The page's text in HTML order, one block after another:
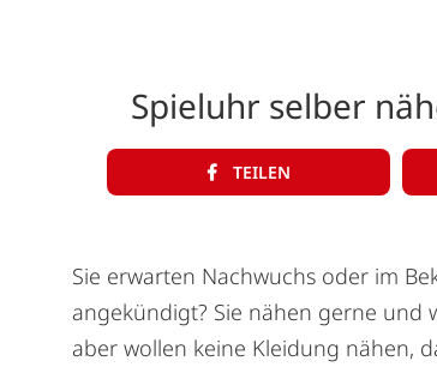
Spieluhr selber
TEILEN
Sie erwarten Nachwuchs oder im
angekündigt? Sie nähen gerne und
aber wollen keine Kleidung nähen,